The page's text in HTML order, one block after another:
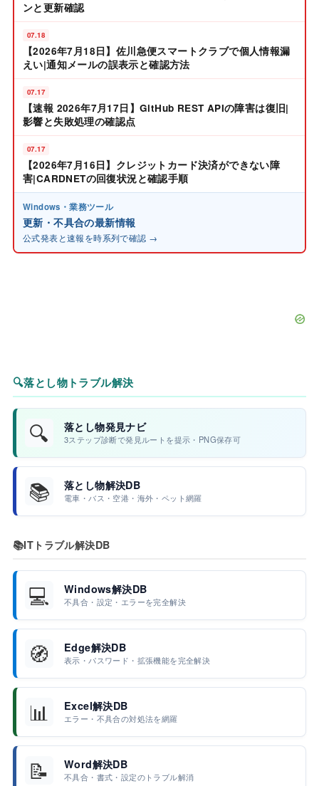
ンと更新確認
07.18
【2026年7月18日】佐川急便スマートクラブで個人情報漏
えい|通知メールの誤表示と確認方法
07.17
【速報 2026年7月17日】GitHub REST APIの障害は復旧|
影響と失敗処理の確認点
07.17
【2026年7月16日】クレジットカード決済ができない障
害|CARDNETの回復状況と確認手順
Windows・業務ツール
更新・不具合の最新情報
公式発表と速報を時系列で確認 →
🔍落とし物トラブル解決
🔍 落とし物発見ナビ
3ステップ診断で発見ルートを提示・PNG保存可
📚 落とし物解決DB
電車・バス・空港・海外・ペット網羅
📚ITトラブル解決DB
💻 Windows解決DB
不具合・設定・エラーを完全解決
🧭 Edge解決DB
表示・パスワード・拡張機能を完全解決
📊 Excel解決DB
エラー・不具合の対処法を網羅
📝 Word解決DB
不具合・書式・設定のトラブル解消